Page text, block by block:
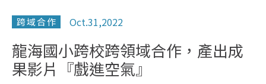
跨域合作 Oct.31,2022
龍海國小跨校跨領域合作，產出成
果影片『戲進空氣』